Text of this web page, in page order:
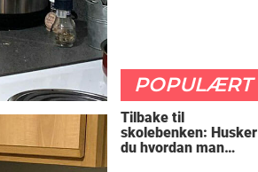
POPULÆRT
Tilbake til
skolebenken: Husker
du hvordan man